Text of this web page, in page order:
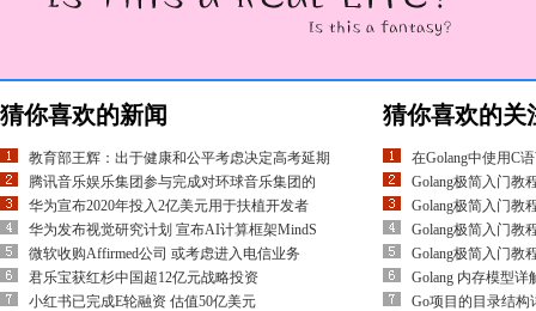
猜你喜欢的新闻
教育部王辉：出于健康和公平考虑决定高考延期
腾讯音乐娱乐集团参与完成对环球音乐集团的
华为宣布2020年投入2亿美元用于扶植开发者
华为发布视觉研究计划 宣布AI计算框架MindS
微软收购Affirmed公司 或考虑进入电信业务
君乐宝获红杉中国超12亿元战略投资
小红书已完成E轮融资 估值50亿美元
猜你喜欢的关
在Golang中使用C
Golang极简入门教
Golang极简入门教
Golang极简入门教
Golang极简入门教
Golang 内存模型详
Go项目的目录结构